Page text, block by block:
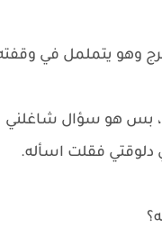
وهو يتململ في
بس هو سؤال شاغلني
دلوقتي فقلت اسأله.